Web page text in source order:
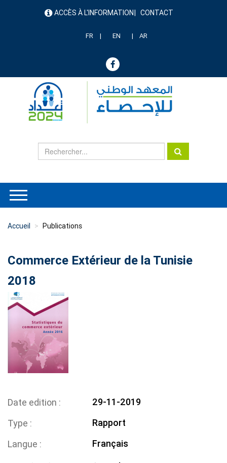
menu ACCÈS À L'INFORMATION CONTACT
FR EN AR
Accueil Publications
Commerce Extérieur de la Tunisie
2018
Date edition
29-11-2019
Type
Rapport
Langue
Français